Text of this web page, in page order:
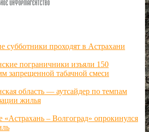
субботники проходят в Астрахани
пограничники изъяли 150
запрещенной табачной смеси
область — аутсайдер по темпам
жилья
«Астрахань – Волгоград» опрокинулся